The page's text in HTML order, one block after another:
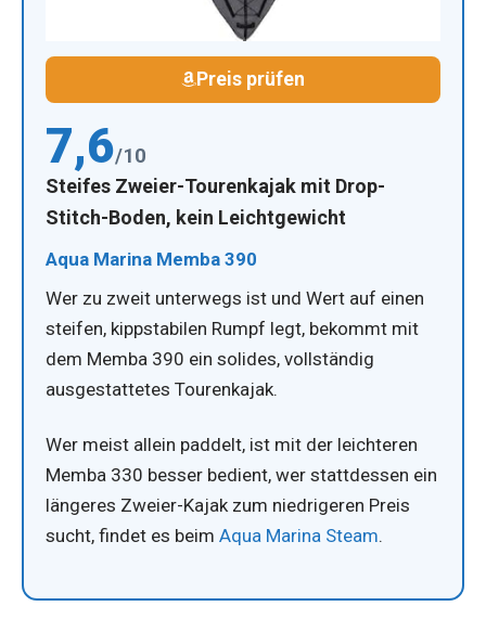
Preis prüfen
7,6/10
Steifes Zweier-Tourenkajak mit Drop-
Stitch-Boden, kein Leichtgewicht
Aqua Marina Memba 390
Wer zu zweit unterwegs ist und Wert auf einen
steifen, kippstabilen Rumpf legt, bekommt mit
dem Memba 390 ein solides, vollständig
ausgestattetes Tourenkajak.
Wer meist allein paddelt, ist mit der leichteren
Memba 330 besser bedient, wer stattdessen ein
längeres Zweier-Kajak zum niedrigeren Preis
sucht, findet es beim Aqua Marina Steam.